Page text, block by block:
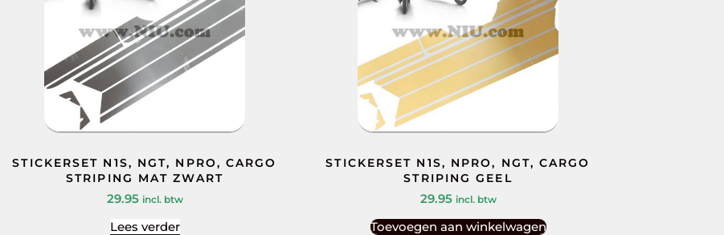
STICKERSET N1S, NGT, NPRO, CARGO
STRIPING MAT ZWART
29.95 incl. btw
Lees verder
STICKERSET N1S, NPRO, NGT, CARGO
STRIPING GEEL
29.95 incl. btw
Toevoegen aan winkelwagen